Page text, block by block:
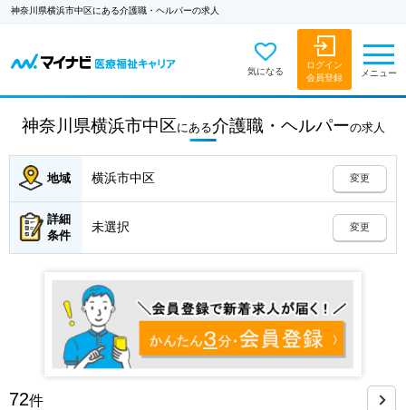
神奈川県横浜市中区にある介護職・ヘルパーの求人
気になる
ログイン
会員登録
メニュー
神奈川県横浜市中区にある介護職・ヘルパーの求人
地域 横浜市中区 変更
詳細
条件
未選択 変更
72件